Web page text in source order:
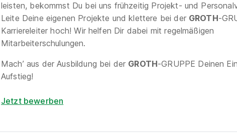
leisten, bekommst Du bei uns frühzeitig Projekt- und
Leite Deine eigenen Projekte und klettere bei der GROTH-
Karriereleiter hoch! Wir helfen Dir dabei mit regelmäßigen
Mitarbeiterschulungen.
Mach’ aus der Ausbildung bei der GROTH-GRUPPE Deinen
Aufstieg!
Jetzt bewerben